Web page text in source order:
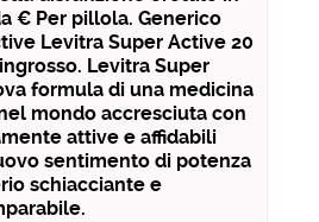
€ Per pillola. Generico
Levitra Super Active 20
Levitra Super
formula di una medicina
mondo accresciuta con
attive e affidabili
sentimento di potenza
schiacciante e